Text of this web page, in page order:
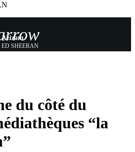
Azizam
ED SHEERAN
du côté du
“la